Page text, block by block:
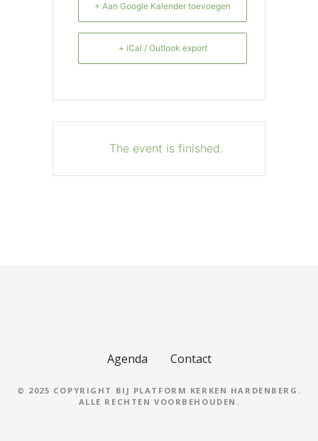
+ Aan Google Kalender toevoegen
+ iCal / Outlook export
The event is finished.
Agenda Contact
© 2025 COPYRIGHT BIJ PLATFORM KERKEN HARDENBERG.
ALLE RECHTEN VOORBEHOUDEN.